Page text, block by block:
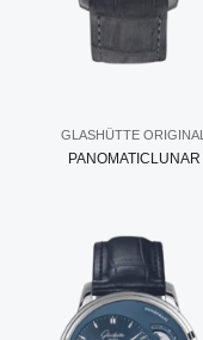
GLASHÜTTE ORIGINAL
PANOMATICLUNAR